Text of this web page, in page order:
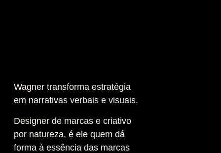
Wagner transforma estratégia
em narrativas verbais e visuais.
Designer de marcas e criativo
por natureza, é ele quem dá
forma à essência das marcas